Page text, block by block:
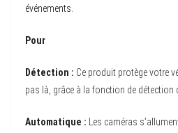
événements
Pour
Détection : Ce produit protège votre
pas là, grâce à la fonction de détection
Automatique : Les caméras